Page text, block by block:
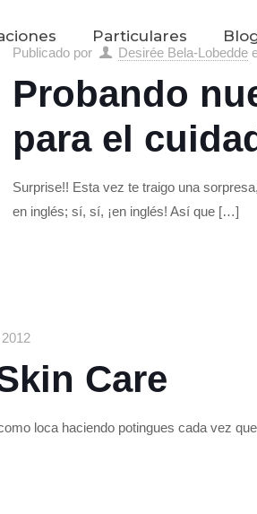
Particulares
Publicado por Desirée Bela-Lobedde
Probando
para el
Surprise!! Esta vez te traigo una
en inglés; sí, sí, ¡en inglés! Así que […]
Care
loca haciendo potingues cada vez